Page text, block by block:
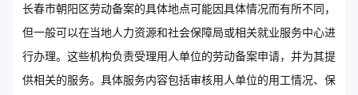
长春市朝阳区劳动备案的具体地点可能因具体情况而有所不同，
但一般可以在当地人力资源和社会保障局或相关就业服务中心进
行办理。这些机构负责受理用人单位的劳动备案申请，并为其提
供相关的服务。具体服务内容包括审核用人单位的用工情况、保